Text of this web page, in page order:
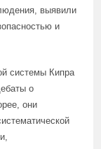
выявили
и
системы Кипра
о
они